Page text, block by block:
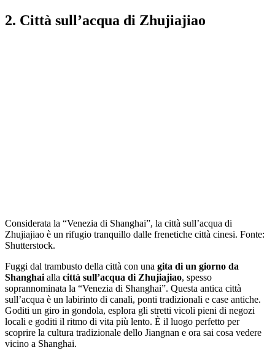
2. Città sull’acqua di Zhujiajiao
Considerata la “Venezia di Shanghai”, la città sull’acqua di
Zhujiajiao è un rifugio tranquillo dalle frenetiche città cinesi. Fonte:
Shutterstock.
Fuggi dal trambusto della città con una gita di un giorno da
Shanghai alla città sull’acqua di Zhujiajiao, spesso
soprannominata la “Venezia di Shanghai”. Questa antica città
sull’acqua è un labirinto di canali, ponti tradizionali e case antiche.
Goditi un giro in gondola, esplora gli stretti vicoli pieni di negozi
locali e goditi il ritmo di vita più lento. È il luogo perfetto per
scoprire la cultura tradizionale dello Jiangnan e ora sai cosa vedere
vicino a Shanghai.